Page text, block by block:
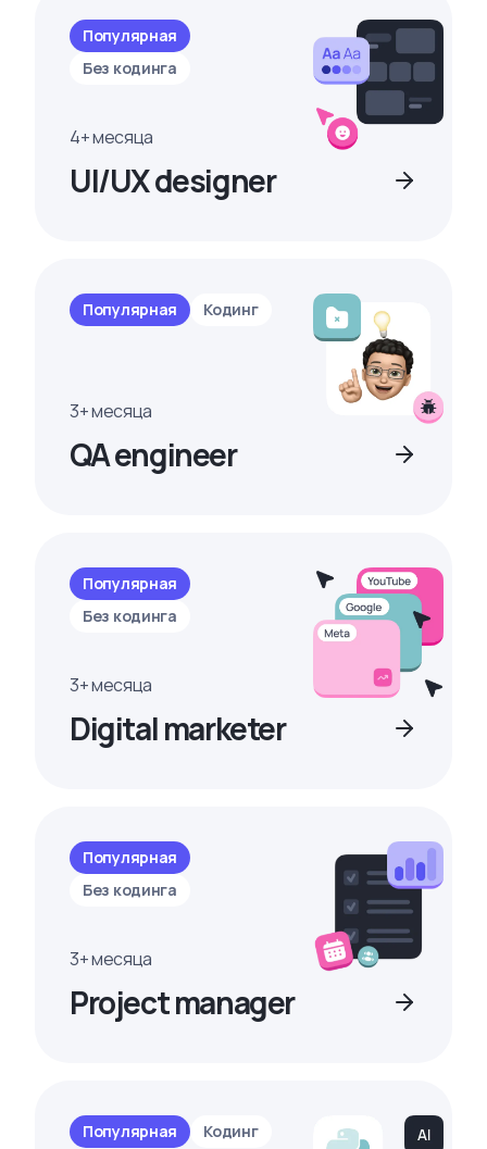
Популярная
Без кодинга
4+ месяца
UI/UX designer
Популярная Кодинг
3+ месяца
QA engineer
Популярная
Без кодинга
3+ месяца
Digital marketer
Популярная
Без кодинга
3+ месяца
Project manager
Популярная Кодинг